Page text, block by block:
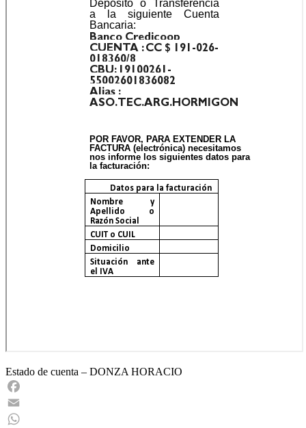
Estado de cuenta – DONZA HORACIO
Facebook
Email